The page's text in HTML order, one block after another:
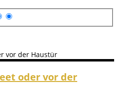
oder vor der